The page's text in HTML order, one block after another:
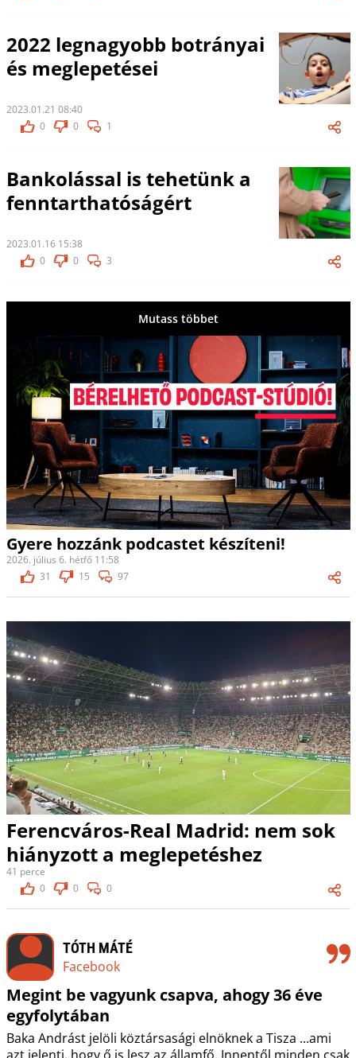
2022 legnagyobb botrányai
és meglepetései
2023.01.21 08:40
0
0 1
Bankolással is tehetünk a
fenntarthatóságért
2023.01.16 15:38
0
0 3
Mutass többet
Gyere hozzánk podcastet készíteni!
2026. július 6. hétfő 11:58
31
15 97
Ferencváros-Real Madrid: nem sok
hiányzott a meglepetéshez
41 perce
0
0 0
TÓTH MÁTÉ
Facebook
Megint be vagyunk csapva, ahogy 36 éve
egyfolytában
Baka Andrást jelöli köztársasági elnöknek a Tisza ...ami